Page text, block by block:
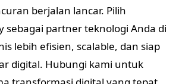
berjalan lancar. Pilih
sebagai partner teknologi Anda di
lebih efisien, scalable, dan siap
digital. Hubungi kami untuk